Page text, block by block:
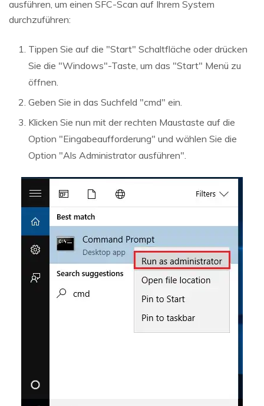
ausführen, um einen SFC-Scan auf Ihrem System
durchzuführen:
Tippen Sie auf die "Start" Schaltfläche oder drücken
Sie die "Windows"-Taste, um das "Start" Menü zu
öffnen.
Geben Sie in das Suchfeld "cmd" ein.
Klicken Sie nun mit der rechten Maustaste auf die
Option "Eingabeaufforderung" und wählen Sie die
Option "Als Administrator ausführen".